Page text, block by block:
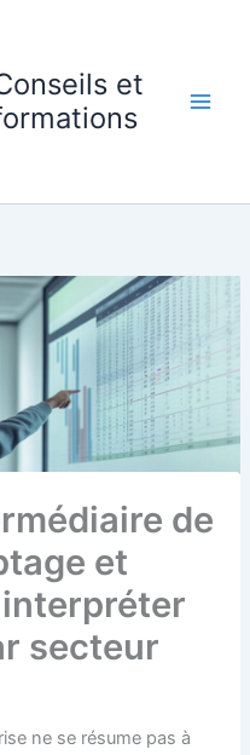
et
de
et
secteur
ne se résume pas à